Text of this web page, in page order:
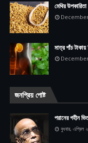
মেথির উপকারিতা
মাত্র পাঁচ
জনপ্রিয় পোষ্ট
পরানের গহীন
বুধবার, এপ্রিল